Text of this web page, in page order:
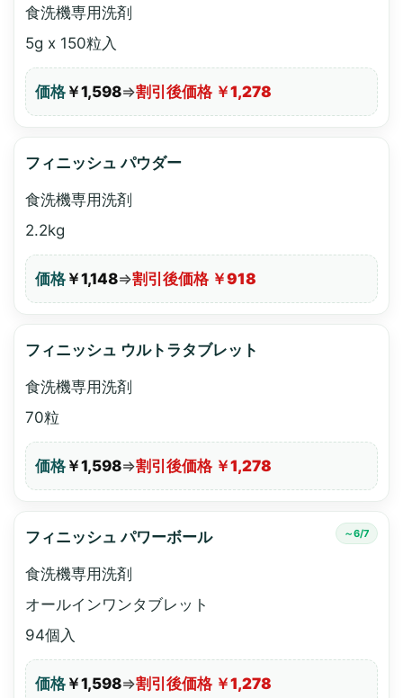
食洗機専用洗剤
5g x 150粒入
価格 ￥1,598⇒割引後価格 ￥1,278
フィニッシュ パウダー
食洗機専用洗剤
2.2kg
価格 ￥1,148⇒割引後価格 ￥918
フィニッシュ ウルトラタブレット
食洗機専用洗剤
70粒
価格 ￥1,598⇒割引後価格 ￥1,278
フィニッシュ パワーボール ～6/7
食洗機専用洗剤
オールインワンタブレット
94個入
価格 ￥1,598⇒割引後価格 ￥1,278